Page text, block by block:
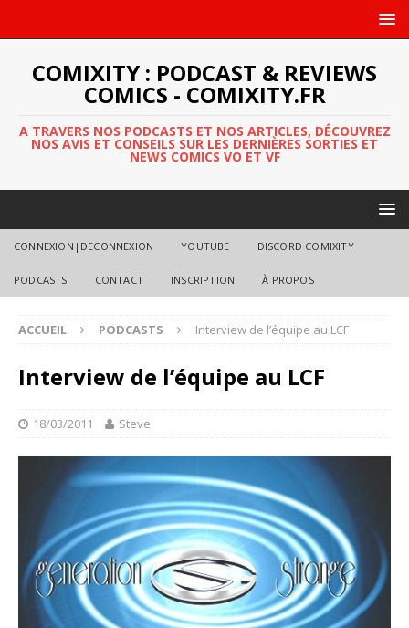
COMIXITY : PODCAST & REVIEWS
COMICS - COMIXITY.FR
A TRAVERS NOS PODCASTS ET NOS ARTICLES, DÉCOUVREZ
NOS AVIS ET CONSEILS SUR LES DERNIÈRES SORTIES ET
NEWS COMICS VO ET VF
CONNEXION|DECONNEXION YOUTUBE DISCORD COMIXITY
PODCASTS CONTACT INSCRIPTION À PROPOS
ACCUEIL PODCASTS Interview de l’équipe au LCF
Interview de l’équipe au LCF
18/03/2011 Steve